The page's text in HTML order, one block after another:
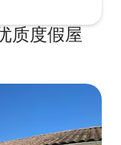
质度假屋